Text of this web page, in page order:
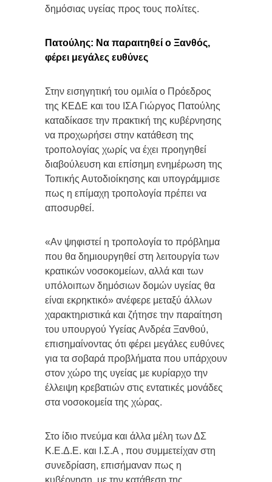
δημόσιας υγείας προς τους πολίτες.
Πατούλης: Να παραιτηθεί ο Ξανθός,
φέρει μεγάλες ευθύνες
Στην εισηγητική του ομιλία ο Πρόεδρος
της ΚΕΔΕ και του ΙΣΑ Γιώργος Πατούλης
καταδίκασε την πρακτική της κυβέρνησης
να προχωρήσει στην κατάθεση της
τροπολογίας χωρίς να έχει προηγηθεί
διαβούλευση και επίσημη ενημέρωση της
Τοπικής Αυτοδιοίκησης και υπογράμμισε
πως η επίμαχη τροπολογία πρέπει να
αποσυρθεί.
«Αν ψηφιστεί η τροπολογία το πρόβλημα
που θα δημιουργηθεί στη λειτουργία των
κρατικών νοσοκομείων, αλλά και των
υπόλοιπων δημόσιων δομών υγείας θα
είναι εκρηκτικό» ανέφερε μεταξύ άλλων
χαρακτηριστικά και ζήτησε την παραίτηση
του υπουργού Υγείας Ανδρέα Ξανθού,
επισημαίνοντας ότι φέρει μεγάλες ευθύνες
για τα σοβαρά προβλήματα που υπάρχουν
στον χώρο της υγείας με κυρίαρχο την
έλλειψη κρεβατιών στις εντατικές μονάδες
στα νοσοκομεία της χώρας.
Στο ίδιο πνεύμα και άλλα μέλη των ΔΣ
Κ.Ε.Δ.Ε. και Ι.Σ.Α , που συμμετείχαν στη
συνεδρίαση, επισήμαναν πως η
κυβέρνηση, με την κατάθεση της